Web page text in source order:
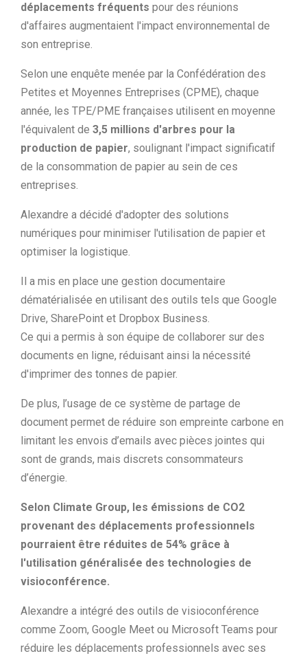
déplacements fréquents pour des réunions
d'affaires augmentaient l'impact environnemental de
son entreprise.
Selon une enquête menée par la Confédération des
Petites et Moyennes Entreprises (CPME), chaque
année, les TPE/PME françaises utilisent en moyenne
l'équivalent de 3,5 millions d'arbres pour la
production de papier, soulignant l'impact significatif
de la consommation de papier au sein de ces
entreprises.
Alexandre a décidé d'adopter des solutions
numériques pour minimiser l'utilisation de papier et
optimiser la logistique.
Il a mis en place une gestion documentaire
dématérialisée en utilisant des outils tels que Google
Drive, SharePoint et Dropbox Business.
Ce qui a permis à son équipe de collaborer sur des
documents en ligne, réduisant ainsi la nécessité
d'imprimer des tonnes de papier.
De plus, l’usage de ce système de partage de
document permet de réduire son empreinte carbone en
limitant les envois d’emails avec pièces jointes qui
sont de grands, mais discrets consommateurs
d’énergie.
Selon Climate Group, les émissions de CO2
provenant des déplacements professionnels
pourraient être réduites de 54% grâce à
l'utilisation généralisée des technologies de
visioconférence.
Alexandre a intégré des outils de visioconférence
comme Zoom, Google Meet ou Microsoft Teams pour
réduire les déplacements professionnels avec ses